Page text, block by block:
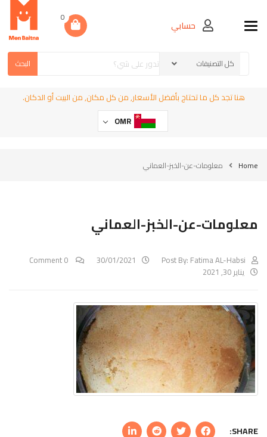
Toggle navigationحسابي
0
البحث
هنا تجد كل ما تحتاج بأفضل الأسعار, من كل مكان, من البيت أو الدكان.
OMR
Home معلومات-عن-الخبز-العماني
معلومات-عن-الخبز-العماني
Post By: Fatima AL-Habsi
30/01/2021
يناير 30, 2021
SHARE: